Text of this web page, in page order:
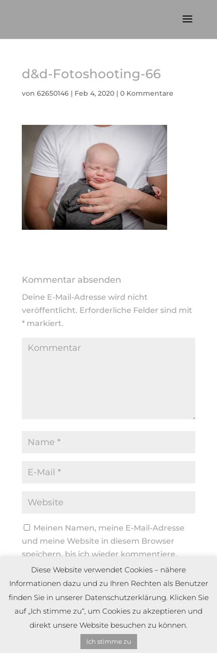
d&d-Fotoshooting-66
von 62650146| Feb 4, 2020| 0 Kommentare
Kommentar absenden
Deine E-Mail-Adresse wird nicht
veröffentlicht. Erforderliche Felder sind mit
*markiert.
Meinen Namen, meine E-Mail-Adresse
und meine Website in diesem Browser
speichern, bis ich wieder kommentiere.
Copyright by Dennis Meier
Diese Website verwendet Cookies – nähere
Informationen dazu und zu Ihren Rechten als Benutzer
finden Sie in unserer Datenschutzerklärung. Klicken Sie
auf „Ich stimme zu“, um Cookies zu akzeptieren und
direkt unsere Website besuchen zu können.
Ich stimme zu